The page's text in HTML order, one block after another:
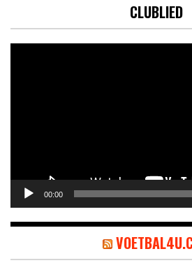
CLUBLIED
00:00